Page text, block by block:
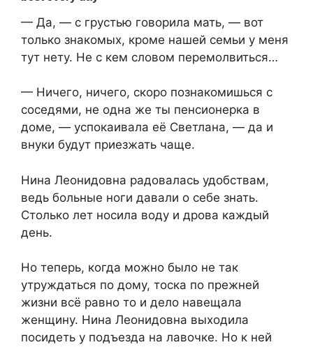
— Да, — с грустью говорила мать, — вот
только знакомых, кроме нашей семьи у меня
тут нету. Не с кем словом перемолвиться…
— Ничего, ничего, скоро познакомишься с
соседями, не одна же ты пенсионерка в
доме, — успокаивала её Светлана, — да и
внуки будут приезжать чаще.
Нина Леонидовна радовалась удобствам,
ведь больные ноги давали о себе знать.
Столько лет носила воду и дрова каждый
день.
Но теперь, когда можно было не так
утруждаться по дому, тоска по прежней
жизни всё равно то и дело навещала
женщину. Нина Леонидовна выходила
посидеть у подъезда на лавочке. Но к ней